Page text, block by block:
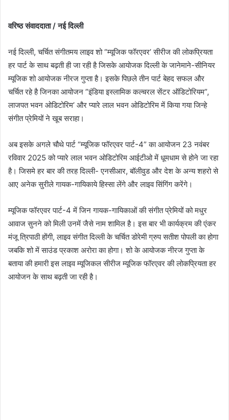
वरिष्ठ संवाददाता / नई दिल्ली
नई दिल्ली, चर्चित संगीतमय लाइव शो “म्यूजिक फॉरएवर’ सीरीज की लोकप्रियता
हर पार्ट के साथ बढ़ती ही जा रही है जिसके आयोजक दिल्ली के जानेमाने-सीनियर
म्यूजिक शो आयोजक नीरज गुप्ता है। इसके पिछले तीन पार्ट बेहद सफल और
चर्चित रहे है जिनका आयोजन ”इंडिया इस्लामिक कल्चरल सेंटर ऑडिटोरियम”,
लाजपत भवन ओडिटोरिम’ और प्यारे लाल भवन ओडिटोरिम में किया गया जिन्हे
संगीत प्रेमियों ने खूब सराहा।
अब इसके अगले चौथे पार्ट “म्यूजिक फॉरएवर पार्ट-4” का आयोजन 23 नवंबर
रविवार 2025 को प्यारे लाल भवन ओडिटोरिम आईटीओ में धूमधाम से होने जा रहा
है। जिसमे हर बार की तरह दिल्ली- एनसीआर, बॉलीवुड और देश के अन्य शहरो से
आए अनेक सुरीले गायक-गायिकाये हिस्सा लेंगे और लाइव सिंगिंग करेंगे।
म्यूजिक फॉरएवर पार्ट-4 में जिन गायक-गायिकाओं की संगीत प्रेमियों को मधुर
आवाज सुनने को मिली उनमें जैसे नाम शामिल है। इस बार भी कार्यक्रम की एंकर
मंजू त्रिपाठी होंगी, लाइव संगीत दिल्ली के चर्चित डोरेमी ग्रुप सतीश पोपली का होगा
जबकि शो में साउंड प्रकाश अरोरा का होगा। शो के आयोजक नीरज गुप्ता के
बताया की हमारी इस लाइव म्यूजिकल सीरीज म्यूजिक फॉरएवर की लोकप्रियता हर
आयोजन के साथ बढ़ती जा रही है।